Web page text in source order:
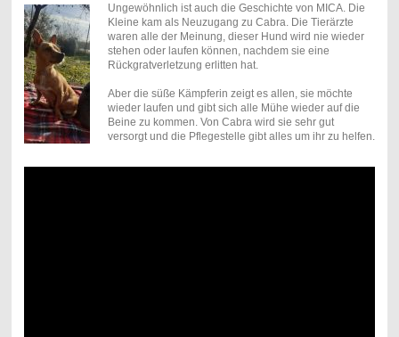
Ungewöhnlich ist auch die Geschichte von MICA. Die
Kleine kam als Neuzugang zu Cabra. Die Tierärzte
waren alle der Meinung, dieser Hund wird nie wieder
stehen oder laufen können, nachdem sie eine
Rückgratverletzung erlitten hat.
Aber die süße Kämpferin zeigt es allen, sie möchte
wieder laufen und gibt sich alle Mühe wieder auf die
Beine zu kommen. Von Cabra wird sie sehr gut
versorgt und die Pflegestelle gibt alles um ihr zu helfen.